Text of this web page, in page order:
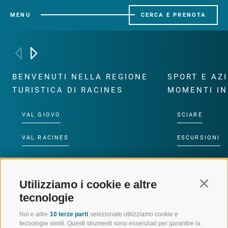
Utilizziamo i cookie e altre
tecnologie
Noi e altre 10 terze parti selezionate utilizziamo cookie e
tecnologie simili. Questi strumenti sono essenziali per garantire la
MENU CERCA E PRENOTA
BENVENUTI NELLA REGIONE
TURISTICA DI RACINES
VAL GIOVO
VAL RACINES
VAL RIDANNA
IMPIANTI DI RISALITA
SCUOLA DI SCI RACINES
SPORT E
MOMENTI
SCIARE
ESCURSIONI
ALTA